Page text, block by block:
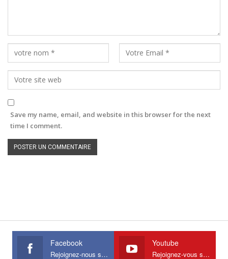
Save my name, email, and website in this browser for the next
time I comment.
Facebook
Rejoignez-nous sur Facebook
Youtube
Rejoignez-vous sur Youtube